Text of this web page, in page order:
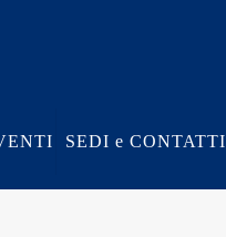
SEDI e CONTATTI